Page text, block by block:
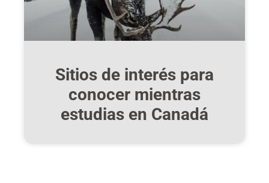
Sitios de interés para
conocer mientras
estudias en Canadá